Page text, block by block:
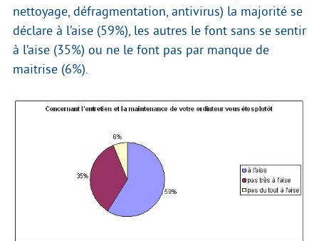
nettoyage, défragmentation, antivirus) la majorité se
déclare à l’aise (59%), les autres le font sans se sentir
à l’aise (35%) ou ne le font pas par manque de
maitrise (6%).